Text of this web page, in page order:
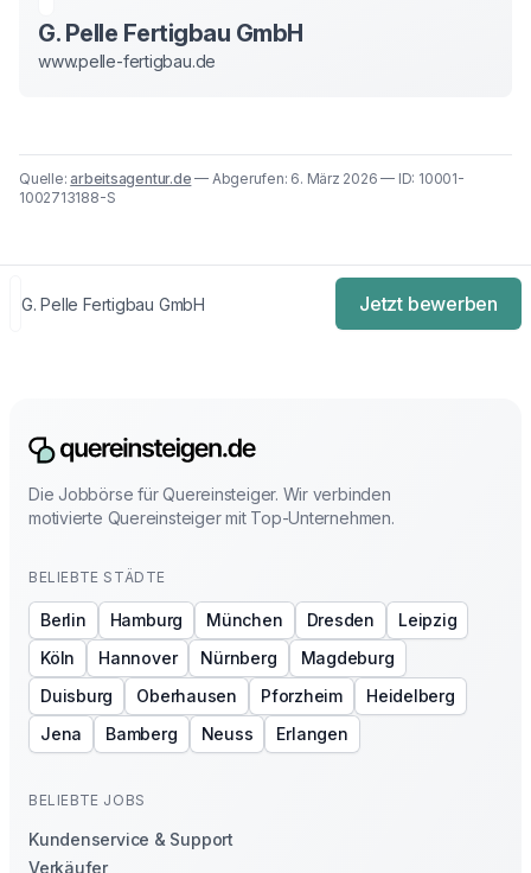
G. Pelle Fertigbau GmbH
www.pelle-fertigbau.de
Quelle:arbeitsagentur.de — Abgerufen: 6. März 2026 — ID: 10001-
1002713188-S
G. Pelle Fertigbau GmbH Jetzt bewerben
Die Jobbörse für Quereinsteiger. Wir verbinden
motivierte Quereinsteiger mit Top-Unternehmen.
BELIEBTE STÄDTE
Berlin Hamburg München Dresden
Leipzig
Köln
Hannover Nürnberg
Magdeburg
Duisburg
Oberhausen Pforzheim
Heidelberg
Jena
Bamberg Neuss Erlangen
BELIEBTE JOBS
Kundenservice & Support
Verkäufer